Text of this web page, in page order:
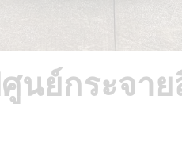
นย์กระจา